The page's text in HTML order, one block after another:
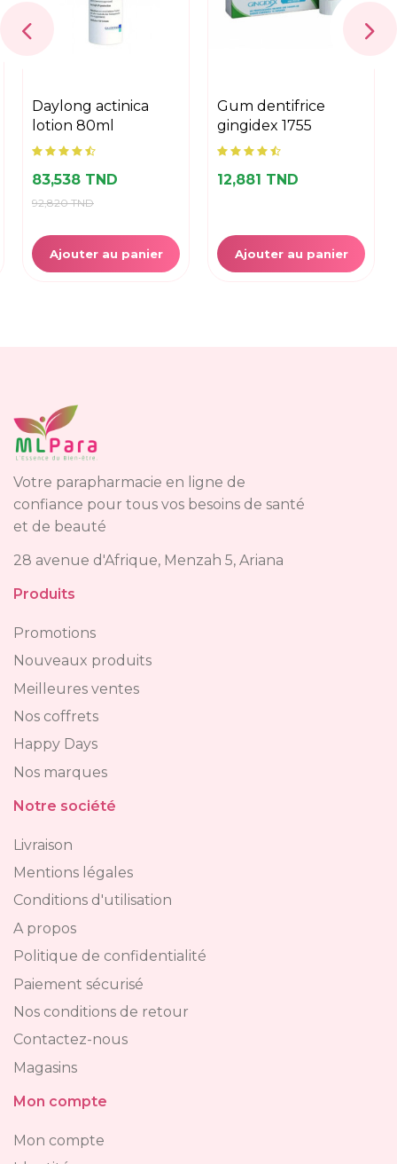
daylong actinica
lotion 80ml
83,538 TND
92,820 TND
Ajouter au panier
gum dentifrice
gingidex 1755
12,881 TND
Ajouter au panier
Votre parapharmacie en ligne de
confiance pour tous vos besoins de santé
et de beauté
28 avenue d'Afrique, Menzah 5, Ariana
Produits
Promotions
Nouveaux produits
Meilleures ventes
Nos coffrets
Happy Days
Nos marques
Notre société
Livraison
Mentions légales
Conditions d'utilisation
A propos
Politique de confidentialité
Paiement sécurisé
Nos conditions de retour
Contactez-nous
Magasins
Mon compte
Mon compte